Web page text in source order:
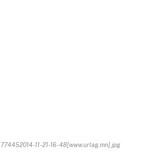
11-21-16-48[www.urlag.mn].jpg